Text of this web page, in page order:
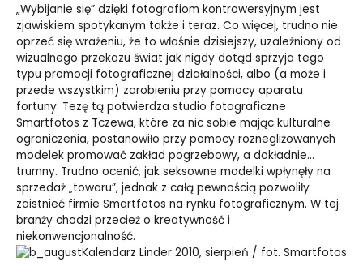
„Wybijanie się” dzięki fotografiom kontrowersyjnym jest
zjawiskiem spotykanym także i teraz. Co więcej, trudno nie
oprzeć się wrażeniu, że to właśnie dzisiejszy, uzależniony od
wizualnego przekazu świat jak nigdy dotąd sprzyja tego
typu promocji fotograficznej działalności, albo (a może i
przede wszystkim) zarobieniu przy pomocy aparatu
fortuny. Tezę tą potwierdza studio fotograficzne
Smartfotos z Tczewa, które za nic sobie mając kulturalne
ograniczenia, postanowiło przy pomocy roznegliżowanych
modelek promować zakład pogrzebowy, a dokładnie…
trumny. Trudno ocenić, jak seksowne modelki wpłynęły na
sprzedaż „towaru”, jednak z całą pewnością pozwoliły
zaistnieć firmie Smartfotos na rynku fotograficznym. W tej
branży chodzi przecież o kreatywność i
niekonwencjonalność.
Kalendarz Linder 2010, sierpień / fot. Smartfotos